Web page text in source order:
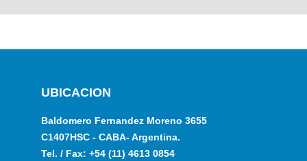
UBICACION
Baldomero Fernandez Moreno 3655
C1407HSC - CABA- Argentina.
Tel. / Fax: +54 (11) 4613 0854